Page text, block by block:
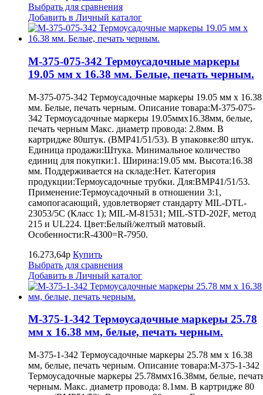
Выбрать для сравнения
Добавить в Личный каталог
M-375-075-342 Термоусадочные маркеры
19.05 мм х 16.38 мм. Белые, печать черным.
M-375-075-342 Термоусадочные маркеры 19.05 мм х 16.38
мм. Белые, печать черным. Описание товара:M-375-075-
342 Термоусадочные маркеры 19.05ммх16.38мм, белые,
печать черным Макс. диаметр провода: 2.8мм. В
картридже 80штук. (BMP41/51/53). В упаковке:80 штук.
Единица продажи:Штука. Минимальное количество
единиц для покупки:1. Ширина:19.05 мм. Высота:16.38
мм. Поддерживается на складе:Нет. Категория
продукции:Термоусадочные трубки. Для:BMP41/51/53.
Применение:Термоусадочный в отношении 3:1,
самопогасающий, удовлетворяет стандарту MIL-DTL-
23053/5C (Класс 1); MIL-M-81531; MIL-STD-202F, метод
215 и UL224. Цвет:Белый/желтый матовый.
Особенности:R-4300=R-7950.
16.273,64р Купить
Выбрать для сравнения
Добавить в Личный каталог
M-375-1-342 Термоусадочные маркеры 25.78
мм х 16.38 мм, белые, печать черным.
M-375-1-342 Термоусадочные маркеры 25.78 мм х 16.38
мм, белые, печать черным. Описание товара:M-375-1-342
Термоусадочные маркеры 25.78ммх16.38мм, белые,
черным. Макс. диаметр провода: 8.1мм. В картридже 80